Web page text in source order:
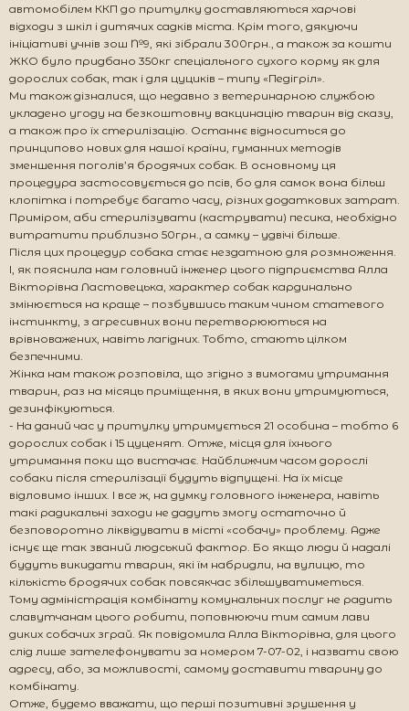
автомобілем ККП до притулку доставляються харчові
відходи з шкіл і дитячих садків міста. Крім того, дякуючи
ініціативі учнів зош №9, які зібрали 300грн., а також за кошти
ЖКО було придбано 350кг спеціального сухого корму як для
дорослих собак, так і для цуциків – типу «Педігріл».
Ми також дізналися, що недавно з ветеринарною службою
укладено угоду на безкоштовну вакцинацію тварин від сказу,
а також про їх стерилізацію. Останнє відноситься до
принципово нових для нашої країни, гуманних методів
зменшення поголів’я бродячих собак. В основному ця
процедура застосовується до псів, бо для самок вона більш
клопітка і потребує багато часу, різних додаткових затрат.
Приміром, аби стерилізувати (каструвати) песика, необхідно
витратити приблизно 50грн., а самку – удвічі більше.
Після цих процедур собака стає нездатною для розмноження.
І, як пояснила нам головний інженер цього підприємства Алла
Вікторівна Ластовецька, характер собак кардинально
змінюється на краще – позбувшись таким чином статевого
інстинкту, з агресивних вони перетворюються на
врівноважених, навіть лагідних. Тобто, стають цілком
безпечними.
Жінка нам також розповіла, що згідно з вимогами утримання
тварин, раз на місяць приміщення, в яких вони утримуються,
дезинфікуються.
- На даний час у притулку утримується 21 особина – тобто 6
дорослих собак і 15 цуценят. Отже, місця для їхнього
утримання поки що вистачає. Найближчим часом дорослі
собаки після стерилізації будуть відпущені. На їх місце
відловимо інших. І все ж, на думку головного інженера, навіть
такі радикальні заходи не дадуть змогу остаточно й
безповоротно ліквідувати в місті «собачу» проблему. Адже
існує ще так званий людський фактор. Бо якщо люди й надалі
будуть викидати тварин, які їм набридли, на вулицю, то
кількість бродячих собак повсякчас збільшуватиметься.
Тому адміністрація комбінату комунальних послуг не радить
славутчанам цього робити, поповнюючи тим самим лави
диких собачих зграй. Як повідомила Алла Вікторівна, для цього
слід лише зателефонувати за номером 7-07-02, і назвати свою
адресу, або, за можливості, самому доставити тварину до
комбінату.
Отже, будемо вважати, що перші позитивні зрушення у